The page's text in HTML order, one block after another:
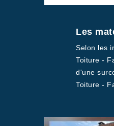
Les
Selon les
Toiture -
d'une
Toiture -